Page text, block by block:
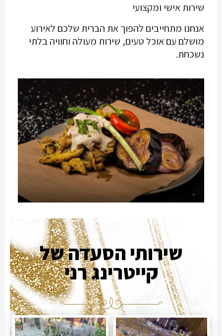
שירות אישי ומקצועי
אנחנו מתחייבים להפוך את הברית שלכם לאירוע
מושלם עם אוכל טעים, שירות מעולה וחוויה בלתי
נשכחת.
שירותי הסעדה של
קייטרינג רני